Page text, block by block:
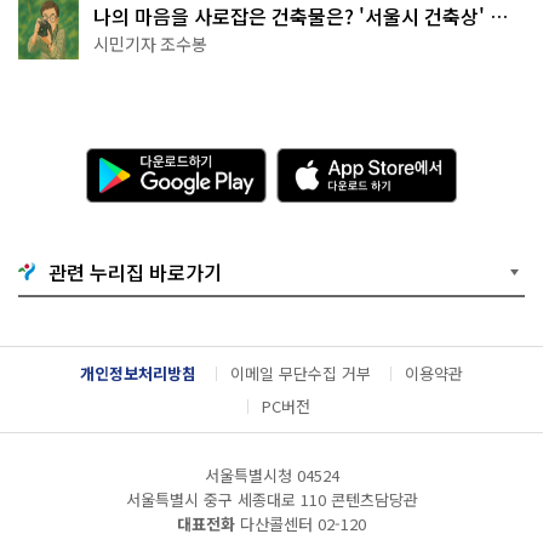
나의 마음을 사로잡은 건축물은? '서울시 건축상' 수
상작 공개!
시민기자 조수봉
다
운
로
기
G
o
g
l
e
l
A
p
p
e
서
다
운
드
관련 누리집 바로가기
개인정보처리방침 이메일 무단수집 거부
이용약관
PC버전
서울특별시청 04524
서울특별시 중구 세종대로 110 콘텐츠담당관
대표전화 다산콜센터 02-120